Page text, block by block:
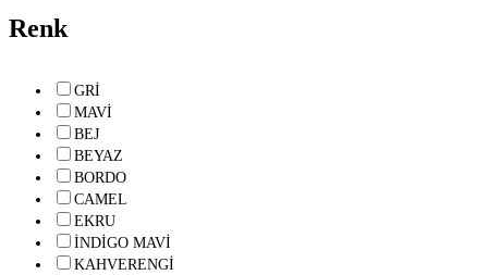
Renk
GRİ
MAVİ
BEJ
BEYAZ
BORDO
CAMEL
EKRU
İNDİGO MAVİ
KAHVERENGİ